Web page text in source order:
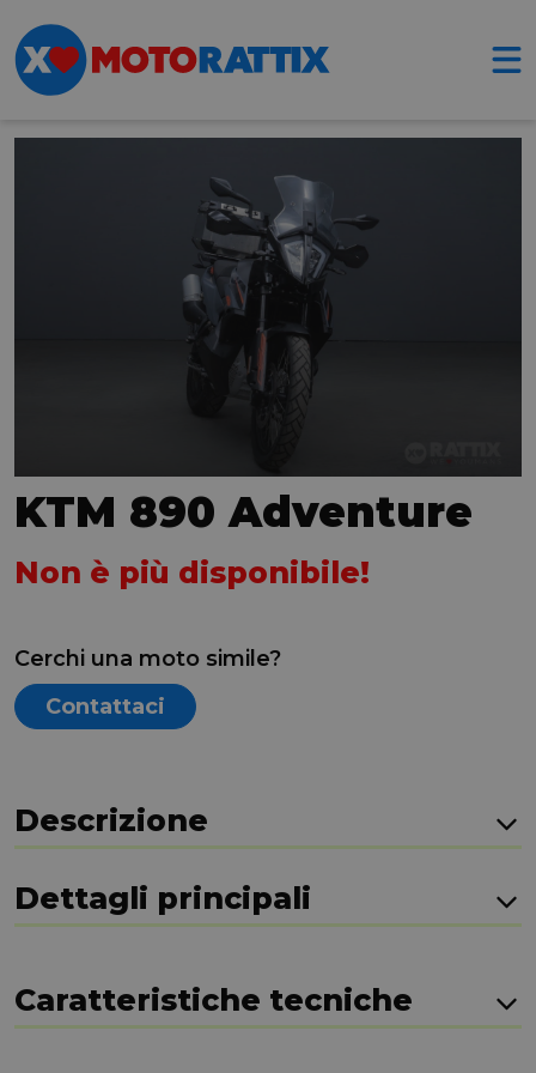
KTM 890 Adventure
Non è più disponibile!
Cerchi una moto simile?
Contattaci
Descrizione
Dettagli principali
Caratteristiche tecniche